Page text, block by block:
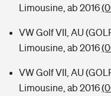
Limousine, ab 2016
VW Golf VII, AU
Limousine, ab 2016
VW Golf VII, AU
Limousine, ab 2016